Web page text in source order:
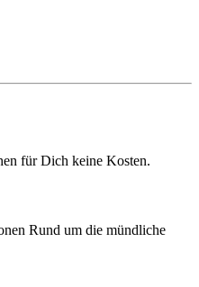
für Dich keine Kosten.
Rund um die mündliche